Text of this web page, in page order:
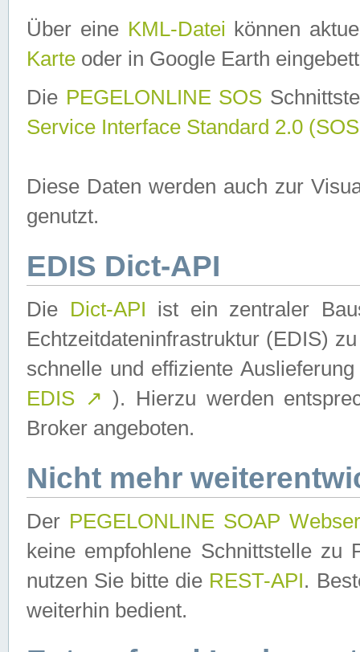
Über eine KML-Datei können
Karte oder in Google Earth
Die PEGELONLINE SOS
Service Interface Standard 2.0
Diese Daten werden auch zur
genutzt.
EDIS Dict-API
Die Dict-API ist ein zentraler
Echtzeitdateninfrastruktur (EDIS)
schnelle und effiziente
EDIS ↗ ). Hierzu werden
Broker angeboten.
Nicht mehr
Der PEGELONLINE SOAP
keine empfohlene Schnittstelle zu
nutzen Sie bitte die REST-API.
weiterhin bedient.